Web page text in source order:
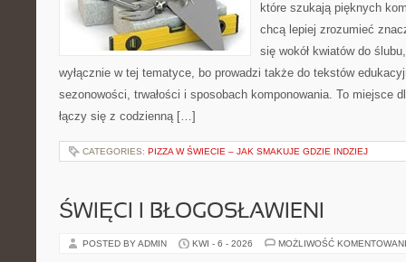
które szukają pięknych
chcą lepiej zrozumieć
się wokół kwiatów do
wyłącznie w tej tematyce, bo prowadzi także do tekstów
sezonowości, trwałości i sposobach komponowania. To miejsce
łączy się z codzienną […]
CATEGORIES: PIZZA W ŚWIECIE – JAK SMAKUJE GDZIE INDZIEJ
ŚWIĘCI I BŁOGOSŁAWIENI
POSTED BY ADMIN KWI - 6 - 2026 MOŻLIWOŚĆ